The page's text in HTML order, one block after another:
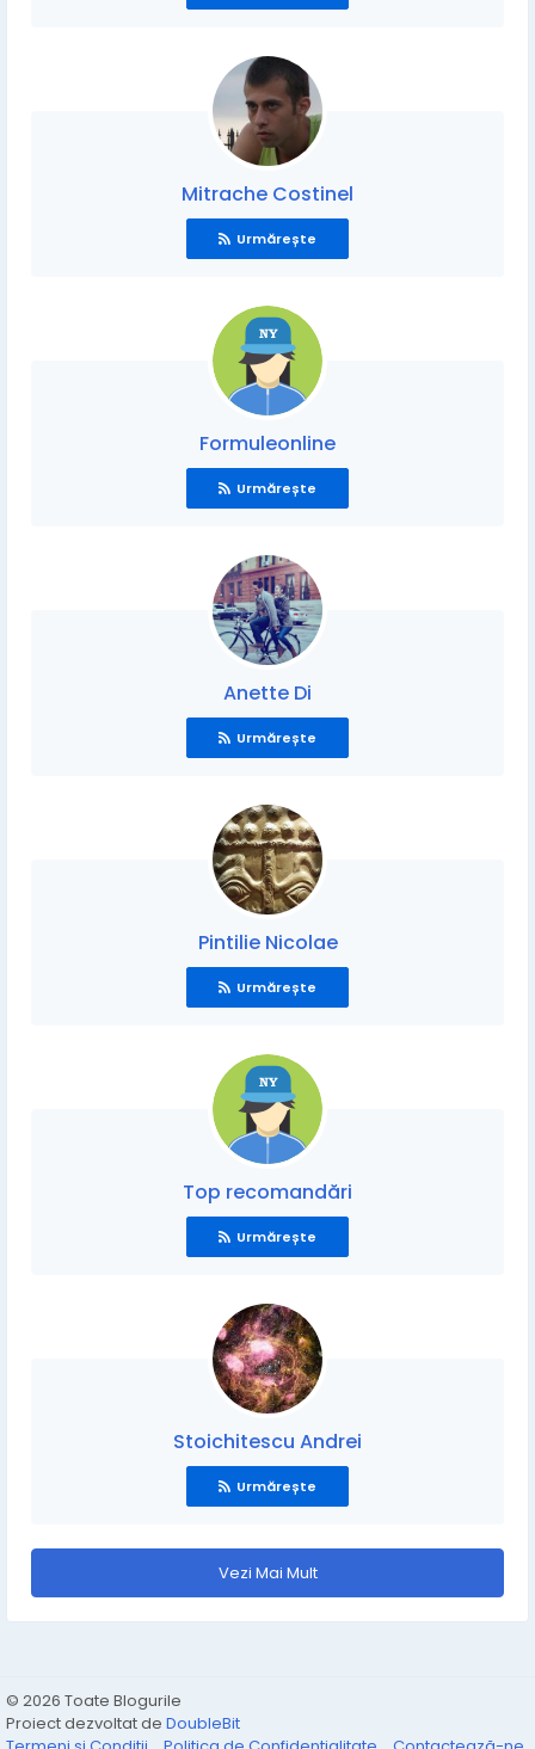
Mitrache Costinel
Urmărește
Formuleonline
Urmărește
Anette Di
Urmărește
Pintilie Nicolae
Urmărește
Top recomandări
Urmărește
Stoichitescu Andrei
Urmărește
Vezi Mai Mult
© 2026 Toate Blogurile
Proiect dezvoltat de DoubleBit